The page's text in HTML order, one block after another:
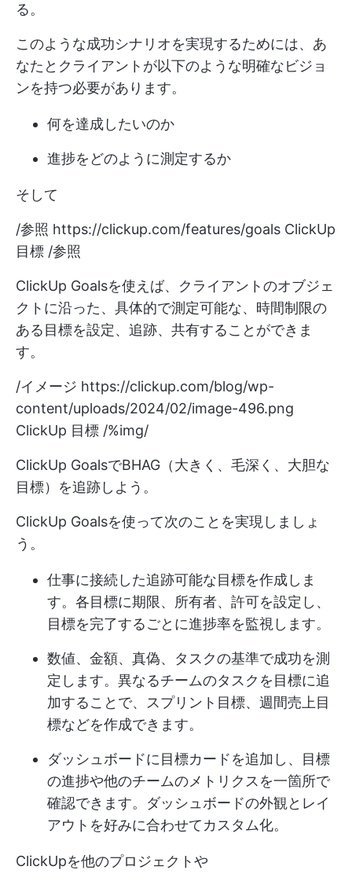
る。
このような成功シナリオを実現するためには、あ
なたとクライアントが以下のような明確なビジョ
ンを持つ必要があります。
何を達成したいのか
進捗をどのように測定するか
そして
/参照 https://clickup.com/features/goals ClickUp
目標 /参照
ClickUp Goalsを使えば、クライアントのオブジェ
クトに沿った、具体的で測定可能な、時間制限の
ある目標を設定、追跡、共有することができま
す。
/イメージ https://clickup.com/blog/wp-
content/uploads/2024/02/image-496.png
ClickUp 目標 /%img/
ClickUp GoalsでBHAG（大きく、毛深く、大胆な
目標）を追跡しよう。
ClickUp Goalsを使って次のことを実現しましょ
う。
仕事に接続した追跡可能な目標を作成しま
す。各目標に期限、所有者、許可を設定し、
目標を完了するごとに進捗率を監視します。
数値、金額、真偽、タスクの基準で成功を測
定します。異なるチームのタスクを目標に追
加することで、スプリント目標、週間売上目
標などを作成できます。
ダッシュボードに目標カードを追加し、目標
の進捗や他のチームのメトリクスを一箇所で
確認できます。ダッシュボードの外観とレイ
アウトを好みに合わせてカスタム化。
ClickUpを他のプロジェクトや